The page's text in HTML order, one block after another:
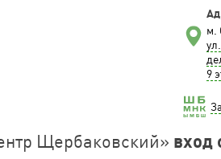
м.
9
Щербаковский» вход